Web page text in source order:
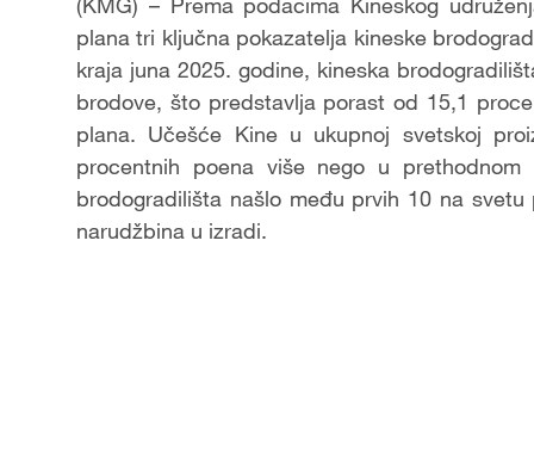
plana tri ključna pokazatelja kineske
kraja juna 2025. godine, kineska
brodove, što predstavlja porast od 15,1
plana. Učešće Kine u ukupnoj svetskoj
procentnih poena više nego u
brodogradilišta našlo među prvih 10 na
narudžbina u izradi.